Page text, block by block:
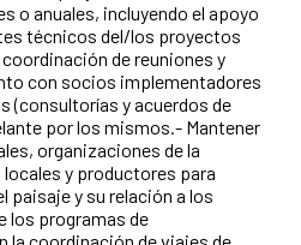
o anuales, incluyendo el apoyo
técnicos del/los proyectos
de reuniones y
con socios implementadores
(consultorías y acuerdos de
por los mismos.- Mantener
organizaciones de la
y productores para
paisaje y su relación a los
los programas de